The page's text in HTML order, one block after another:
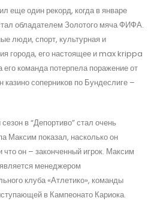
еще один рекорд, когда в январе
обладателем Золотого мяча ФИФА.
люди, спорт, культурная и
города, его настоящее и max krippa
команда потерпела поражение от
казино соперников по Бундеслиге –
в “Депортиво” стал очень
Максим показал, насколько он
он – законченный игрок. Максим
менеджером
клуба «Атлетико», команды
в Кампеонато Кариока.